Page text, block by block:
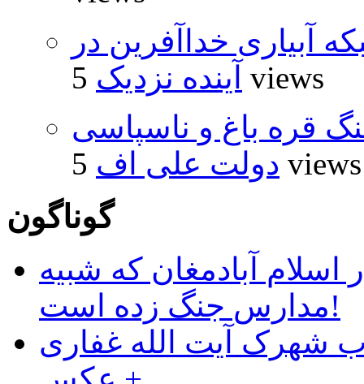
آبیاری خداآفرین در
آینده نزدیک 5 views
قره باغ و ناسپاسی
دولت علی اف 5 views
گوناگون
آبادمغان که شبیه
مدارس جنگ زده است!
شهرک آیت الله غفاری